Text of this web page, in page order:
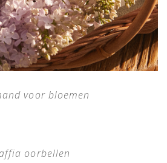
voor bloemen
oorbellen